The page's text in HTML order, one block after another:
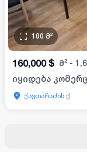
100 მ²
160,000 $ მ² -
იყიდება
ქავთარაძის ქ.